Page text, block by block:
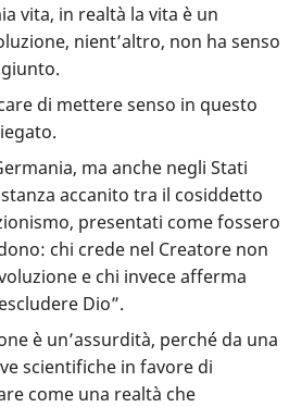
vita, in realtà la vita è un
nient’altro, non ha senso
di mettere senso in questo
ma anche negli Stati
accanito tra il cosiddetto
presentati come fossero
chi crede nel Creatore non
e chi invece afferma
Dio”.
è un’assurdità, perché da una
scientifiche in favore di
come una realtà che